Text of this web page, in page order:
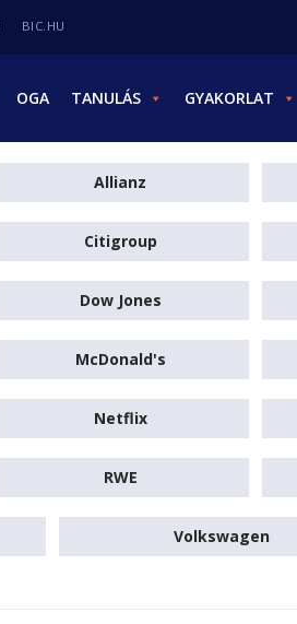
BIC.HU
OGA TANULÁS GYAKORLAT
Allianz
Citigroup
Dow Jones
McDonald's
Netflix
RWE
Volkswagen